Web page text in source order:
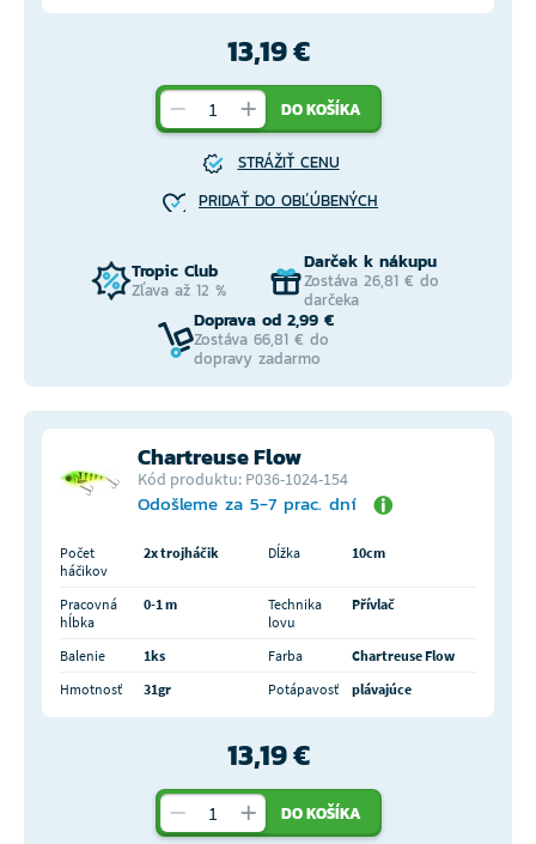
13,19 €
DO KOŠÍKA
STRÁŽIŤ CENU
PRIDAŤ DO OBĽÚBENÝCH
Tropic Club
Zľava až 12 %
Darček k nákupu
Zostáva 26,81 € do
darčeka
Doprava od 2,99 €
Zostáva 66,81 € do
dopravy zadarmo
Chartreuse Flow
Kód produktu: P036-1024-154
Odošleme za 5-7 prac. dní
Počet
háčikov
2x trojháčik Dĺžka 10cm
Pracovná
hĺbka
0-1 m
Technika
lovu
Přívlač
Balenie 1ks Farba
Chartreuse Flow
Hmotnosť
31gr Potápavosť plávajúce
13,19 €
DO KOŠÍKA